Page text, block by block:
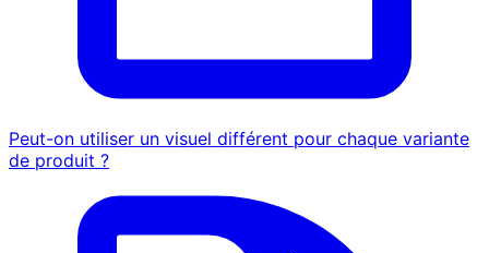
Peut-on utiliser un visuel différent pour chaque variante
de produit ?